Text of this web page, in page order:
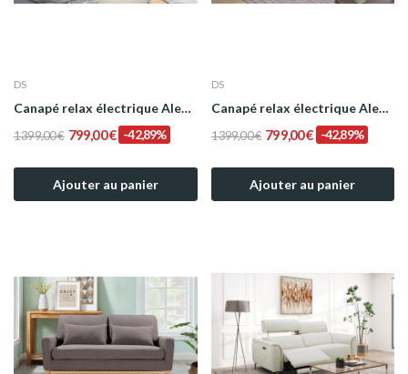
DS
Canapé relax électrique Alexander en cuir -...
1 399,00 € 799,00 € -42,89%
Ajouter au panier
DS
Canapé relax électrique Alexander en cuir de...
1 399,00 € 799,00 € -42,89%
Ajouter au panier